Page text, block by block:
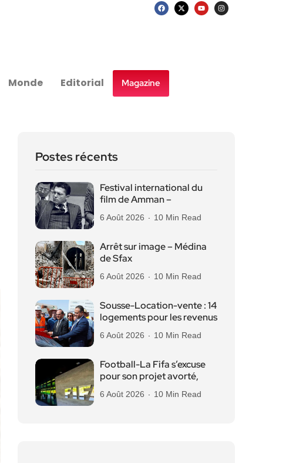
Monde Editorial Magazine
Postes récents
Festival international du
film de Amman –
6 Août 2026 10 Min Read
Arrêt sur image – Médina
de Sfax
6 Août 2026 10 Min Read
Sousse-Location-vente : 14
logements pour les revenus
6 Août 2026 10 Min Read
Football-La Fifa s’excuse
pour son projet avorté,
6 Août 2026 10 Min Read